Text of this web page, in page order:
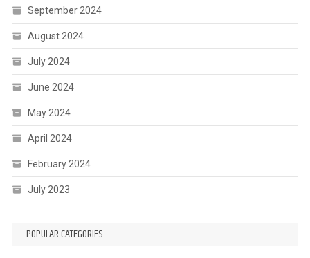
September 2024
August 2024
July 2024
June 2024
May 2024
April 2024
February 2024
July 2023
POPULAR CATEGORIES